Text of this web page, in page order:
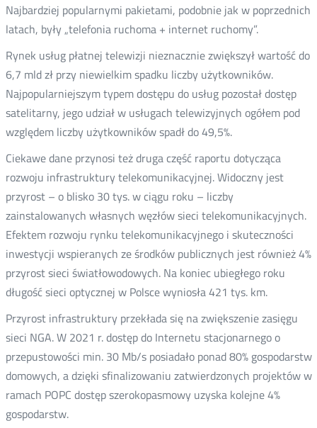
Najbardziej popularnymi pakietami, podobnie jak w poprzednich
latach, były „telefonia ruchoma + internet ruchomy”.
Rynek usług płatnej telewizji nieznacznie zwiększył wartość do
6,7 mld zł przy niewielkim spadku liczby użytkowników.
Najpopularniejszym typem dostępu do usług pozostał dostęp
satelitarny, jego udział w usługach telewizyjnych ogółem pod
względem liczby użytkowników spadł do 49,5%.
Ciekawe dane przynosi też druga część raportu dotycząca
rozwoju infrastruktury telekomunikacyjnej. Widoczny jest
przyrost – o blisko 30 tys. w ciągu roku – liczby
zainstalowanych własnych węzłów sieci telekomunikacyjnych.
Efektem rozwoju rynku telekomunikacyjnego i skuteczności
inwestycji wspieranych ze środków publicznych jest również 4%
przyrost sieci światłowodowych. Na koniec ubiegłego roku
długość sieci optycznej w Polsce wyniosła 421 tys. km.
Przyrost infrastruktury przekłada się na zwiększenie zasięgu
sieci NGA. W 2021 r. dostęp do Internetu stacjonarnego o
przepustowości min. 30 Mb/s posiadało ponad 80% gospodarstw
domowych, a dzięki sfinalizowaniu zatwierdzonych projektów w
ramach POPC dostęp szerokopasmowy uzyska kolejne 4%
gospodarstw.